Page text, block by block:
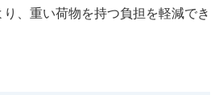
、重い荷物を持つ負担を軽減でき